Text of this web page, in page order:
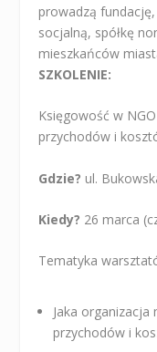
prowadzą
socjalną, spółkę
mieszkańców
SZKOLENIE:
Księgowość w
przychodów i
Gdzie? ul.
Kiedy? 26 marca
Tematyka
Jaka
przychodów i